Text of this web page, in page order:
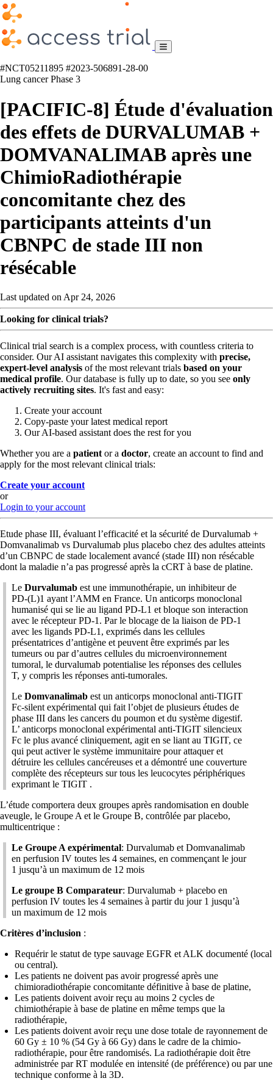
#NCT05211895 #2023-506891-28-00
Lung cancerPhase 3
[PACIFIC-8] Étude d'évaluation
des effets de DURVALUMAB +
DOMVANALIMAB après une
ChimioRadiothérapie
concomitante chez des
participants atteints d'un
CBNPC de stade III non
résécable
Last updated on Apr 24, 2026
Looking for clinical trials?
Clinical trial search is a complex process, with countless criteria to
consider. Our AI assistant navigates this complexity with precise,
expert-level analysis of the most relevant trials based on your
medical profile. Our database is fully up to date, so you see only
actively recruiting sites. It's fast and easy:
Create your account
Copy-paste your latest medical report
Our AI-based assistant does the rest for you
Whether you are a patient or a doctor, create an account to find and
apply for the most relevant clinical trials:
Create your account
or
Login to your account
Etude phase III, évaluant l’efficacité et la sécurité de Durvalumab +
Domvanalimab vs Durvalumab plus placebo chez des adultes atteints
d’un CBNPC de stade localement avancé (stade III) non résécable
dont la maladie n’a pas progressé après la cCRT à base de platine.
LeDurvalumab est une immunothérapie, un inhibiteur de
PD-(L)1 ayant l’AMM en France. Un anticorps monoclonal
humanisé qui se lie au ligand PD-L1 et bloque son interaction
avec le récepteur PD-1. Par le blocage de la liaison de PD-1
avec les ligands PD-L1, exprimés dans les cellules
présentatrices d’antigène et peuvent être exprimés par les
tumeurs ou par d’autres cellules du microenvironnement
tumoral, le durvalumab potentialise les réponses des cellules
T, y compris les réponses anti-tumorales.
LeDomvanalimab est un anticorps monoclonal anti-TIGIT
Fc-silent expérimental qui fait l’objet de plusieurs études de
phase III dans les cancers du poumon et du système digestif.
L’ anticorps monoclonal expérimental anti-TIGIT silencieux
Fc le plus avancé cliniquement, agit en se liant au TIGIT, ce
qui peut activer le système immunitaire pour attaquer et
détruire les cellules cancéreuses et a démontré une couverture
complète des récepteurs sur tous les leucocytes périphériques
exprimant le TIGIT .
L’étude comportera deux groupes après randomisation en double
aveugle, le Groupe A et le Groupe B, contrôlée par placebo,
multicentrique :
Le Groupe A expérimental: Durvalumab et Domvanalimab
en perfusion IV toutes les 4 semaines, en commençant le jour
1 jusqu’à un maximum de 12 mois
Le groupe B Comparateur: Durvalumab + placebo en
perfusion IV toutes les 4 semaines à partir du jour 1 jusqu’à
un maximum de 12 mois
Critères d’inclusion :
Requérir le statut de type sauvage EGFR et ALK documenté (local
ou central).
Les patients ne doivent pas avoir progressé après une
chimioradiothérapie concomitante définitive à base de platine,
Les patients doivent avoir reçu au moins 2 cycles de
chimiothérapie à base de platine en même temps que la
radiothérapie,
Les patients doivent avoir reçu une dose totale de rayonnement de
60 Gy ± 10 % (54 Gy à 66 Gy) dans le cadre de la chimio-
radiothérapie, pour être randomisés. La radiothérapie doit être
administrée par RT modulée en intensité (de préférence) ou par une
technique conforme à la 3D.